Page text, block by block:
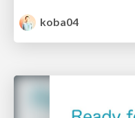
koba04